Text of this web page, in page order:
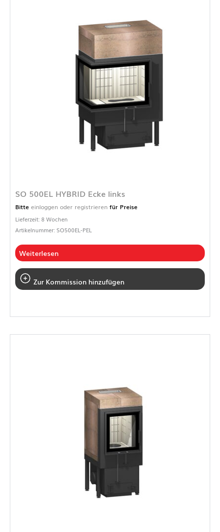
SO 500EL HYBRID Ecke links
Bitte einloggen oder registrieren für Preise
Lieferzeit: 8 Wochen
Artikelnummer: SO500EL-PEL
Weiterlesen
Zur Kommission hinzufügen